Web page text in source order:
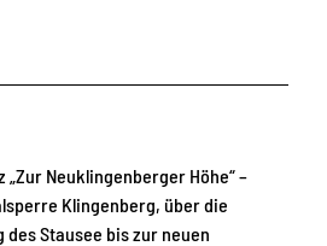
Neuklingenberger Höhe“ –
Klingenberg, über die
Stausee bis zur neuen